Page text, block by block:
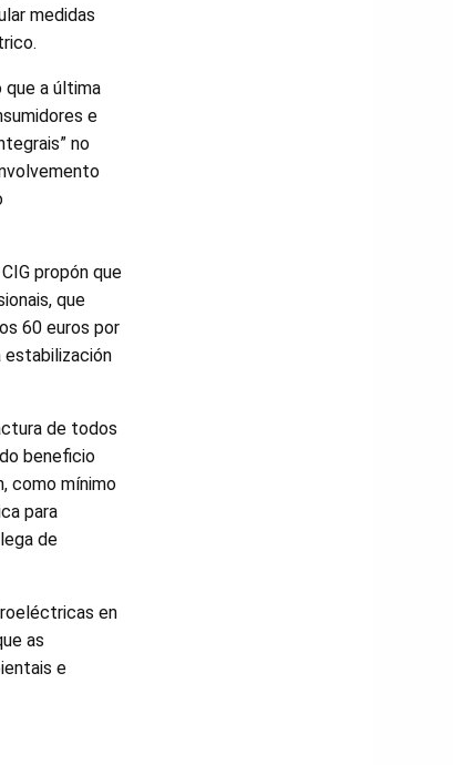
medidas
que a última
e
no
propón que
que
60 euros por
estabilización
de todos
beneficio
como mínimo
para
de
en
as
e